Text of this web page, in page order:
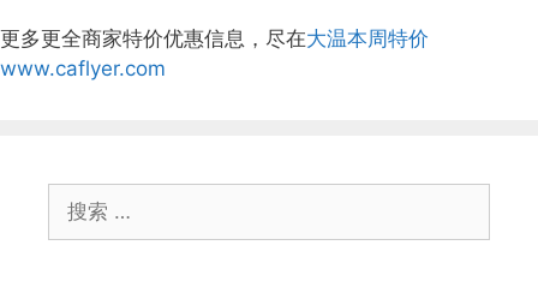
更多更全商家特价优惠信息，尽在大温本周特价
www.caflyer.com
索：